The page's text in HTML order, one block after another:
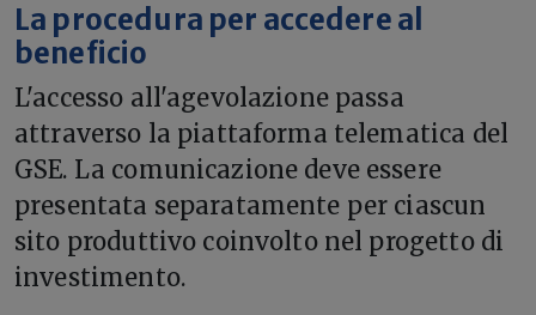
La procedura per accedere al
beneficio
L'accesso all'agevolazione passa
attraverso la piattaforma telematica del
GSE. La comunicazione deve essere
presentata separatamente per ciascun
sito produttivo coinvolto nel progetto di
investimento.